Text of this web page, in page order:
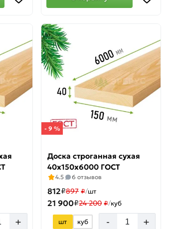
+
- 9 %
Доска строганная сухая
40х150х6000 ГОСТ
4.5 6 отзывов
812₽897 ₽/шт
21 900₽24 200 ₽/куб
шт куб - +